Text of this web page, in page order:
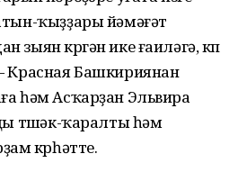
ҡыҙҙары йәмәғәт
күргән ике ғаиләгә, күп
Красная Башкириянан
һәм Асҡарҙан Эльвира
түшәк-ҡаралты һәм
күрһәтте.